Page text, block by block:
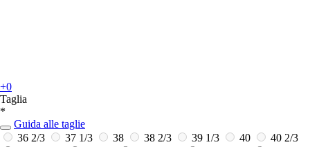
+0
Taglia
*
Guida alle taglie
36 2/3
37 1/3 38 38 2/3 39 1/3 40
40 2/3